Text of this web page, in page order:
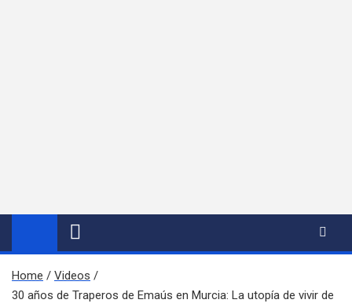
Home
Videos
30 años de Traperos de Emaús en Murcia: La utopía de vivir de